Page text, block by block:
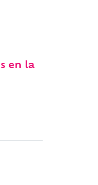
en la